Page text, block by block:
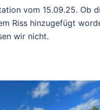
vom 15.09.25. Ob
Riss hinzugefügt
wir nicht.